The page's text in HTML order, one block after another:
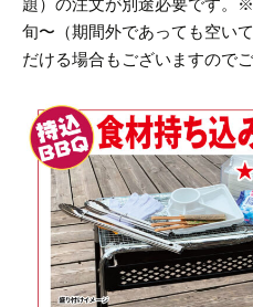
旬〜（期間外であっても空い
だける場合もございますので